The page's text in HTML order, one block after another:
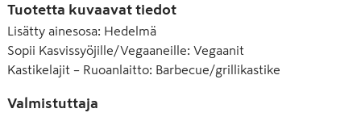
Tuotetta kuvaavat tiedot
Lisätty ainesosa: Hedelmä
Sopii Kasvissyöjille/Vegaaneille: Vegaanit
Kastikelajit – Ruoanlaitto: Barbecue/grillikastike
Valmistuttaja